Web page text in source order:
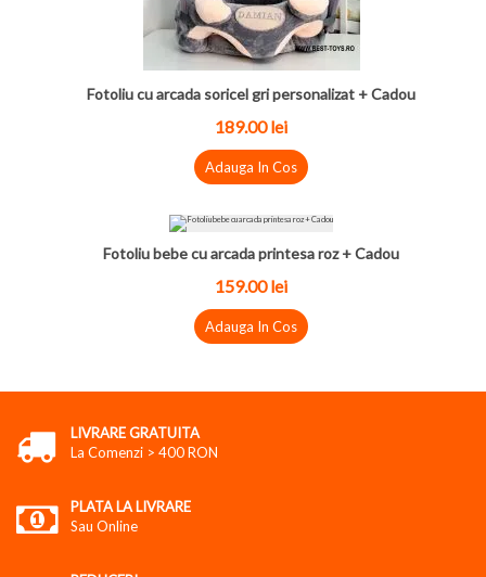
Fotoliu cu arcada soricel gri personalizat + Cadou
189.00lei
Adauga In Cos
Fotoliu bebe cu arcada printesa roz + Cadou
159.00lei
Adauga In Cos
LIVRARE GRATUITA
La Comenzi > 400 RON
PLATA LA LIVRARE
Sau Online